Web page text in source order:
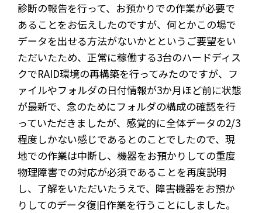
診断の報告を行って、お預かりでの作業が必要で
あることをお伝えしたのですが、何とかこの場で
データを出せる方法がないかとというご要望をい
ただいたため、正常に稼働する3台のハードディス
クでRAID環境の再構築を行ってみたのですが、フ
ァイルやフォルダの日付情報が3か月ほど前に状態
が最新で、念のためにフォルダの構成の確認を行
っていただきましたが、感覚的に全体データの2/3
程度しかない感じであるとのことでしたので、現
地での作業は中断し、機器をお預かりしての重度
物理障害での対応が必須であることを再度説明
し、了解をいただいたうえで、障害機器をお預か
りしてのデータ復旧作業を行うことにしました。